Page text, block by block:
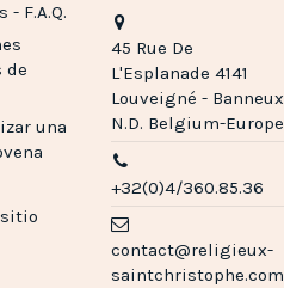
- F.A.Q.
de
una
45 Rue De
L'Esplanade 4141
Louveigné - Banneux
N.D. Belgium-Europe
+32(0)4/360.85.36
contact@religieux-
saintchristophe.com